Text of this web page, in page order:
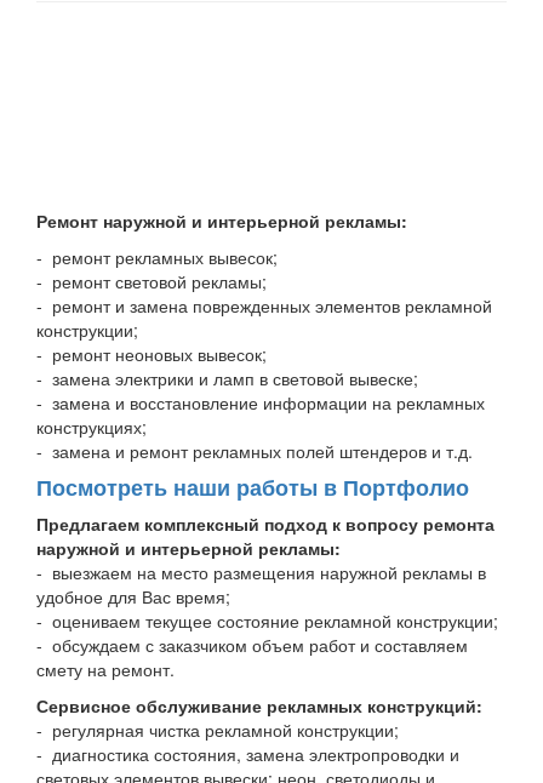
Ремонт наружной и интерьерной рекламы:
- ремонт рекламных вывесок;
- ремонт световой рекламы;
- ремонт и замена поврежденных элементов рекламной
конструкции;
- ремонт неоновых вывесок;
- замена электрики и ламп в световой вывеске;
- замена и восстановление информации на рекламных
конструкциях;
- замена и ремонт рекламных полей штендеров и т.д.
Посмотреть наши работы в Портфолио
Предлагаем комплексный подход к вопросу ремонта
наружной и интерьерной рекламы:
- выезжаем на место размещения наружной рекламы в
удобное для Вас время;
- оцениваем текущее состояние рекламной конструкции;
- обсуждаем с заказчиком объем работ и составляем
смету на ремонт.
Сервисное обслуживание рекламных конструкций:
- регулярная чистка рекламной конструкции;
- диагностика состояния, замена электропроводки и